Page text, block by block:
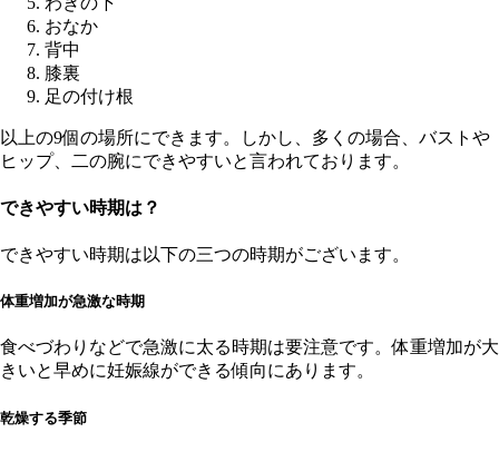
おなか
背中
膝裏
足の付け根
以上の9個の場所にできます。しかし、多くの場合、バストや
ヒップ、二の腕にできやすいと言われております。
できやすい時期は？
できやすい時期は以下の三つの時期がございます。
体重増加が急激な時期
食べづわりなどで急激に太る時期は要注意です。体重増加が大
きいと早めに妊娠線ができる傾向にあります。
乾燥する季節